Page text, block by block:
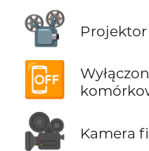
📽️
📴
🎥 Kamera